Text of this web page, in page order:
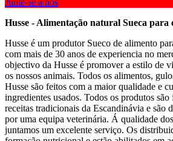
Junte-se a nós
Husse - Alimentação natural Sueca para
Husse é um produtor Sueco de alimento
com mais de 30 anos de experiencia no
objectivo da Husse é promover a estilo de
os nossos animais. Todos os alimentos,
Husse são feitos com a maior qualidade e
ingredientes usados. Todos os produtos
receitas tradicionais da Escandinávia e são
por uma equipa veterinária. Á qualidade
juntamos um excelente serviço. Os